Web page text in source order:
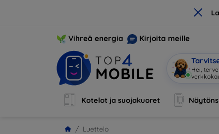
×
Vihreä energia Kirjoita meille
Hei,
Kotelot ja suojakuoret
Luettelo